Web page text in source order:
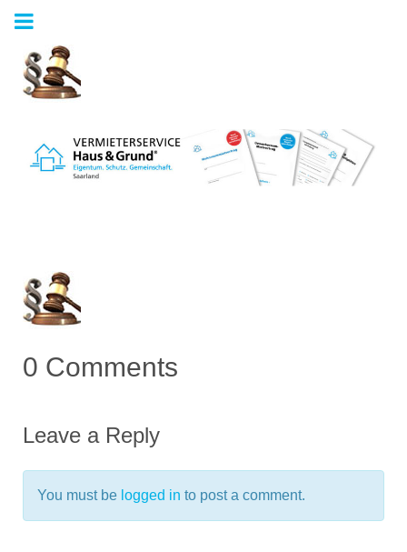
0 Comments
Leave a Reply
You must be logged in to post a comment.